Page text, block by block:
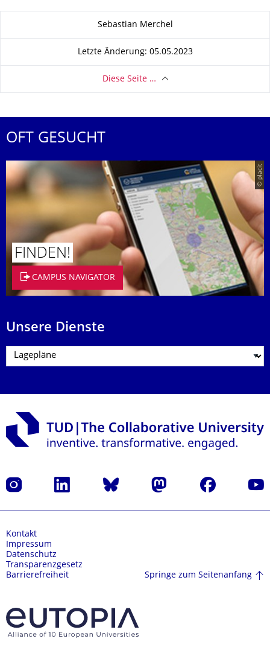
Sebastian Merchel
Letzte Änderung: 05.05.2023
Diese Seite …
OFT GESUCHT
© placit
FINDEN!
CAMPUS NAVIGATOR
Unsere Dienste
Instagram LinkedIn Bluesky Mastodon Facebook
Kontakt
Impressum
Datenschutz
Transparenzgesetz
Barrierefreiheit
Springe zum Seitenanfang